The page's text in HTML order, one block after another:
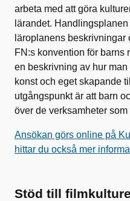
arbeta med att göra
lärandet.
läroplanens
FN:s konvention för barns
en beskrivning av hur
konst och eget skapande
utgångspunkt är att barn
över de verksamheter
Ansökan görs online på
hittar du också mer
Stöd till